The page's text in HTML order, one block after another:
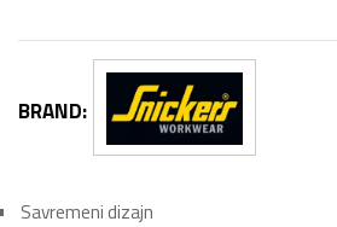
BRAND:
Savremeni dizajn